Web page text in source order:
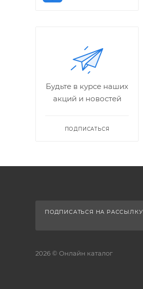
Будьте в курсе наших
акций и новостей
ПОДПИСАТЬСЯ
ПОДПИСАТЬСЯ НА РАССЫЛКУ
2026 © Онлайн каталог